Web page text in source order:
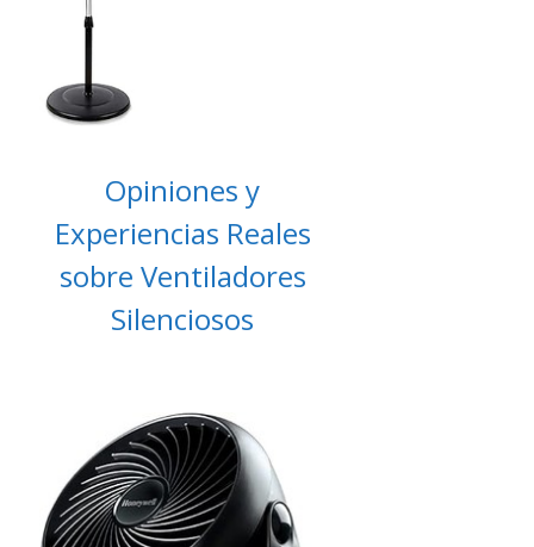
Opiniones y
Experiencias Reales
sobre Ventiladores
Silenciosos